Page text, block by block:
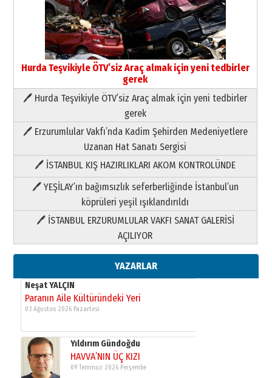
Hurda Teşvikiyle ÖTV’siz Araç almak için yeni tedbirler
gerek
🖊 Hurda Teşvikiyle ÖTV’siz Araç almak için yeni tedbirler
gerek
🖊 Erzurumlular Vakfı’nda Kadim Şehirden Medeniyetlere
Uzanan Hat Sanatı Sergisi
🖊 İSTANBUL KIŞ HAZIRLIKLARI AKOM KONTROLÜNDE
🖊 YEŞİLAY’ın bağımsızlık seferberliğinde İstanbul’un
köprüleri yeşil ışıklandırıldı
🖊 İSTANBUL ERZURUMLULAR VAKFI SANAT GALERİSİ
AÇILIYOR
YAZARLAR
Paranın Aile Kültüründeki Yeri
03 Ağustos 2026 Pazartesi
Yıldırım Gündoğdu
HAVVA’NIN ÜÇ KIZI
09 Temmuz 2026 Perşembe
Yusuf POLAT
Şampiyonluk Sebahattin Şirin’e
11 Mayıs 2026 Pazartesi
Neşat YALÇIN
Paranın Aile Kültüründeki Yeri
03 Ağustos 2026 Pazartesi
Yıldırım Gündoğdu
HAVVA’NIN ÜÇ KIZI
09 Temmuz 2026 Perşembe